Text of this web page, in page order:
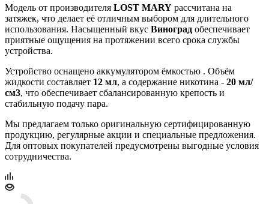
Модель от производителя LOST MARY рассчитана на
затяжек, что делает её отличным выбором для длительного
использования. Насыщенный вкус Виноград обеспечивает
приятные ощущения на протяжении всего срока службы
устройства.
Устройство оснащено аккумулятором ёмкостью . Объём
жидкости составляет 12 мл, а содержание никотина - 20 мл/
см3, что обеспечивает сбалансированную крепость и
стабильную подачу пара.
Мы предлагаем только оригинальную сертифицированную
продукцию, регулярные акции и специальные предложения.
Для оптовых покупателей предусмотрены выгодные условия
сотрудничества.